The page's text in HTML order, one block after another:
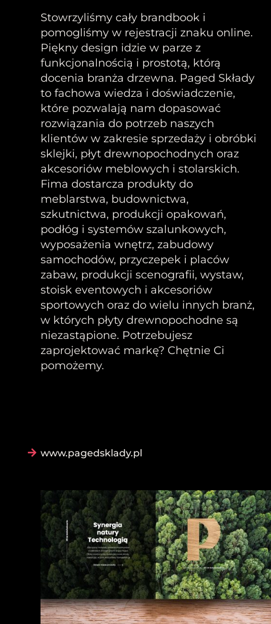
Stowrzyliśmy cały brandbook i
pomogliśmy w rejestracji znaku online.
Piękny design idzie w parze z
funkcjonalnością i prostotą, którą
docenia branża drzewna. Paged Składy
to fachowa wiedza i doświadczenie,
które pozwalają nam dopasować
rozwiązania do potrzeb naszych
klientów w zakresie sprzedaży i obróbki
sklejki, płyt drewnopochodnych oraz
akcesoriów meblowych i stolarskich.
Fima dostarcza produkty do
meblarstwa, budownictwa,
szkutnictwa, produkcji opakowań,
podłóg i systemów szalunkowych,
wyposażenia wnętrz, zabudowy
samochodów, przyczepek i placów
zabaw, produkcji scenografii, wystaw,
stoisk eventowych i akcesoriów
sportowych oraz do wielu innych branż,
w których płyty drewnopochodne są
niezastąpione. Potrzebujesz
zaprojektować markę? Chętnie Ci
pomożemy.
www.pagedsklady.pl